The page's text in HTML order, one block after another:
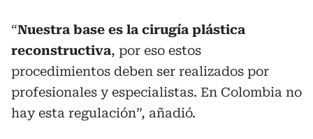
“Nuestra base es la cirugía plástica
reconstructiva, por eso estos
procedimientos deben ser realizados por
profesionales y especialistas. En Colombia no
hay esta regulación”, añadió.